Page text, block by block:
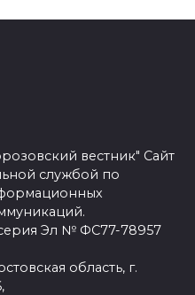
вестник" Сайт
службой по
Эл № ФС77-78957
область, г.